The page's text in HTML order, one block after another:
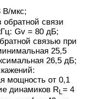
В/мкс;
связи
Gv = 80 дБ;
связью при
25,5
26,5 дБ;
мощность от 0,1
динамиков RL= 4